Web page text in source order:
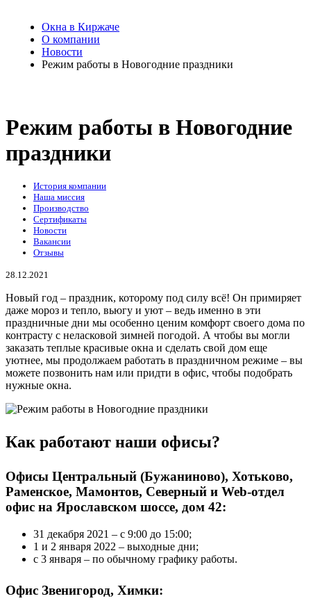
Окна в Киржаче
О компании
Новости
Режим работы в Новогодние праздники
Режим работы в Новогодние
праздники
История компании
Наша миссия
Производство
Сертификаты
Новости
Вакансии
Отзывы
28.12.2021
Новый год – праздник, которому под силу всё! Он примиряет
даже мороз и тепло, вьюгу и уют – ведь именно в эти
праздничные дни мы особенно ценим комфорт своего дома по
контрасту с неласковой зимней погодой. А чтобы вы могли
заказать теплые красивые окна и сделать свой дом еще
уютнее, мы продолжаем работать в праздничном режиме – вы
можете позвонить нам или придти в офис, чтобы подобрать
нужные окна.
Как работают наши офисы?
Офисы Центральный (Бужаниново), Хотьково,
Раменское, Мамонтов, Северный и Web-отдел
офис на Ярославском шоссе, дом 42:
31 декабря 2021 – с 9:00 до 15:00;
1 и 2 января 2022 – выходные дни;
с 3 января – по обычному графику работы.
Офис Звенигород, Химки: